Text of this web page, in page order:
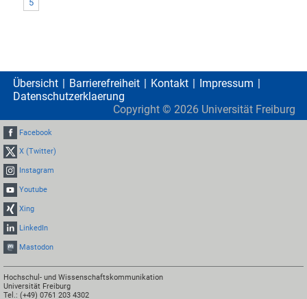
5
Übersicht Barrierefreiheit Kontakt
Impressum
Datenschutzerklaerung
Copyright © 2026 Universität Freiburg
Facebook
X (Twitter)
Instagram
Youtube
Xing
LinkedIn
Mastodon
Hochschul- und Wissenschaftskommunikation
Universität Freiburg
Tel.: (+49) 0761 203 4302